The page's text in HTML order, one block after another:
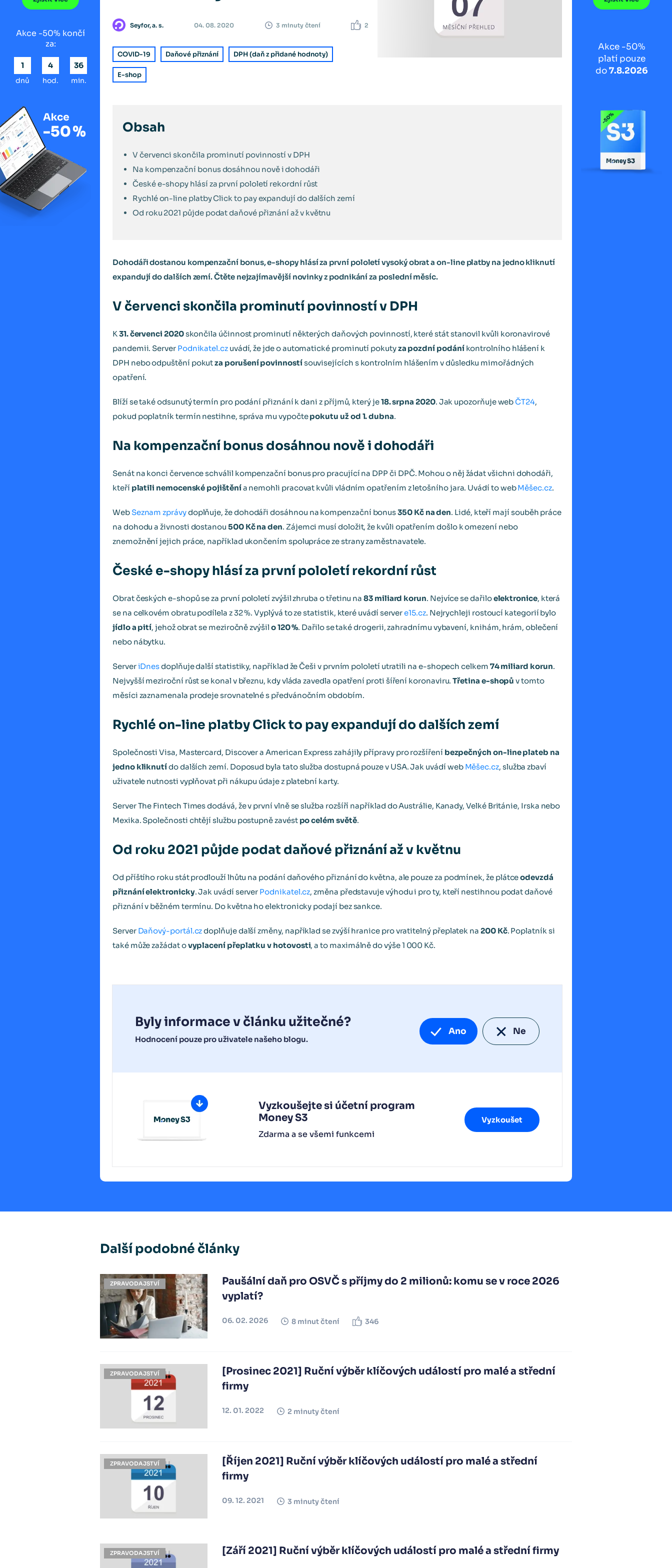
Akce -50% končí
za:
1
dnů
4
hod.
36
min.
Seyfor, a. s. 04. 08. 2020 3 minuty čtení 2
COVID-19 Daňové přiznání DPH (daň z přidané hodnoty)
E-shop
Obsah
V červenci skončila prominutí povinností v DPH
Na kompenzační bonus dosáhnou nově i dohodáři
České e-shopy hlásí za první pololetí rekordní růst
Rychlé on-line platby Click to pay expandují do dalších zemí
Od roku 2021 půjde podat daňové přiznání až v květnu
Dohodáři dostanou kompenzační bonus, e-shopy hlásí za první pololetí vysoký obrat a on-line platby na jedno kliknutí
expandují do dalších zemí. Čtěte nejzajímavější novinky z podnikání za poslední měsíc.
V červenci skončila prominutí povinností v DPH
K31. červenci 2020skončila účinnost prominutí některých daňových povinností, které stát stanovil kvůli koronavirové
pandemii. Server Podnikatel.czuvádí, že jde o automatické prominutí pokutyza pozdní podáníkontrolního hlášení k
DPH nebo odpuštění pokutza porušení povinnostísouvisejících s kontrolním hlášením v důsledku mimořádných
opatření.
Blíží se také odsunutý termín pro podání přiznání k dani z příjmů, který je18. srpna 2020. Jak upozorňuje webČT24,
pokud poplatník termín nestihne, správa mu vypočtepokutu už od 1. dubna.
Na kompenzační bonus dosáhnou nově i dohodáři
Senát na konci července schválil kompenzační bonus pro pracující na DPP či DPČ. Mohou o něj žádat všichni dohodáři,
kteří platili nemocenské pojištěnía nemohli pracovat kvůli vládním opatřením z letošního jara. Uvádí to webMěšec.cz.
Web Seznam zprávydoplňuje, že dohodáři dosáhnou na kompenzační bonus350 Kč na den. Lidé, kteří mají souběh práce
na dohodu a živnosti dostanou 500 Kč na den. Zájemci musí doložit, že kvůli opatřením došlo k omezení nebo
znemožnění jejich práce, například ukončením spolupráce ze strany zaměstnavatele.
České e-shopy hlásí za první pololetí rekordní růst
Obrat českých e-shopů se za první pololetí zvýšil zhruba o třetinu na 83 miliard korun. Nejvíce se dařiloelektronice, která
se na celkovém obratu podílela z 32 %. Vyplývá to ze statistik, které uvádí servere15.cz. Nejrychleji rostoucí kategorií bylo
jídlo a pití, jehož obrat se meziročně zvýšil o 120 %. Dařilo se také drogerii, zahradnímu vybavení, knihám, hrám, oblečení
nebo nábytku.
ServeriDnesdoplňuje další statistiky, například že Češi v prvním pololetí utratili na e-shopech celkem 74 miliard korun.
Nejvyšší meziroční růst se konal v březnu, kdy vláda zavedla opatření proti šíření koronaviru.Třetina e-shopů v tomto
měsíci zaznamenala prodeje srovnatelné s předvánočním obdobím.
Rychlé on-line platby Click to pay expandují do dalších zemí
Společnosti Visa, Mastercard, Discover a American Express zahájily přípravy pro rozšíření bezpečných on-line plateb na
jedno kliknutído dalších zemí. Doposud byla tato služba dostupná pouze v USA. Jak uvádí web Měšec.cz, služba zbaví
uživatele nutnosti vyplňovat při nákupu údaje z platební karty.
Server The Fintech Times dodává, že v první vlně se služba rozšíří například do Austrálie, Kanady, Velké Británie, Irska nebo
Mexika. Společnosti chtějí službu postupně zavést po celém světě.
Od roku 2021 půjde podat daňové přiznání až v květnu
Od příštího roku stát prodlouží lhůtu na podání daňového přiznání do května, ale pouze za podmínek, že plátceodevzdá
přiznání elektronicky. Jak uvádí server Podnikatel.cz, změna představuje výhodu i pro ty, kteří nestihnou podat daňové
přiznání v běžném termínu. Do května ho elektronicky podají bez sankce.
Server Daňový-portál.czdoplňuje další změny, například se zvýší hranice pro vratitelný přeplatek na 200 Kč. Poplatník si
také může zažádat ovyplacení přeplatku v hotovosti, a to maximálně do výše 1 000 Kč.
Byly informace v článku užitečné?
Hodnocení pouze pro uživatele našeho blogu.
Ano Ne
Vyzkoušejte si účetní program
Money S3
Zdarma a se všemi funkcemi
Vyzkoušet
Akce -50%
platí pouze
do7.8.2026
Další podobné články
ZPRAVODAJSTVÍ
Paušální daň pro OSVČ s příjmy do 2 milionů: komu se v roce 2026
vyplatí?
06. 02. 2026 8 minut čtení 346
ZPRAVODAJSTVÍ
[Prosinec 2021] Ruční výběr klíčových událostí pro malé a střední
firmy
12. 01. 2022 2 minuty čtení
ZPRAVODAJSTVÍ
[Říjen 2021] Ruční výběr klíčových událostí pro malé a střední
firmy
09. 12. 2021 3 minuty čtení
ZPRAVODAJSTVÍ [Září 2021] Ruční výběr klíčových událostí pro malé a střední firmy